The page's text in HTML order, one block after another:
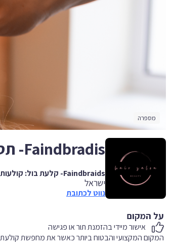
מספרה
Faindbradis- תסרוקות צמות -קלעת בול
Faindbraids- קלעת בול: קולעות צמות מובילות בישראל
ישראל
נווט לכתובת
על המקום
אישור מיידי בהזמנת תור או פגישה